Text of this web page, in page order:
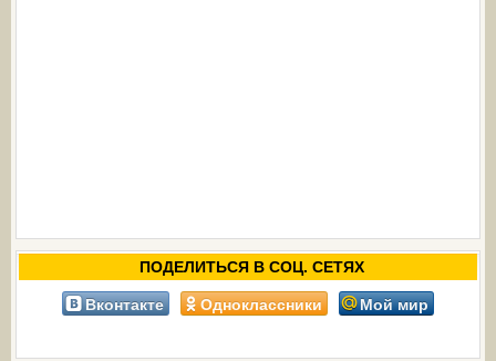
ПОДЕЛИТЬСЯ В СОЦ. СЕТЯХ
Вконтакте Одноклассники Мой мир